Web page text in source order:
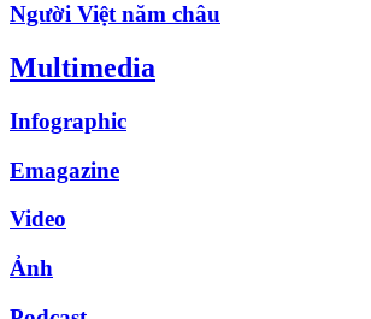
Người Việt năm châu
Multimedia
Infographic
Emagazine
Video
Ảnh